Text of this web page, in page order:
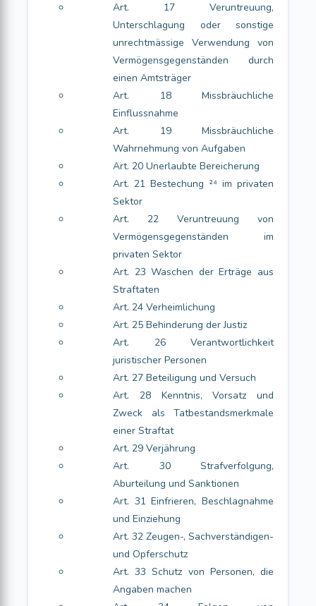
Art. 17 Veruntreuung,
Unterschlagung oder sonstige
unrechtmässige Verwendung von
Vermögensgegenständen durch
einen Amtsträger
Art. 18 Missbräuchliche
Einflussnahme
Art. 19 Missbräuchliche
Wahrnehmung von Aufgaben
Art. 20 Unerlaubte Bereicherung
Art. 21 Bestechung ²⁴ im privaten
Sektor
Art. 22 Veruntreuung von
Vermögensgegenständen im
privaten Sektor
Art. 23 Waschen der Erträge aus
Straftaten
Art. 24 Verheimlichung
Art. 25 Behinderung der Justiz
Art. 26 Verantwortlichkeit
juristischer Personen
Art. 27 Beteiligung und Versuch
Art. 28 Kenntnis, Vorsatz und
Zweck als Tatbestandsmerkmale
einer Straftat
Art. 29 Verjährung
Art. 30 Strafverfolgung,
Aburteilung und Sanktionen
Art. 31 Einfrieren, Beschlagnahme
und Einziehung
Art. 32 Zeugen-, Sachverständigen-
und Opferschutz
Art. 33 Schutz von Personen, die
Angaben machen